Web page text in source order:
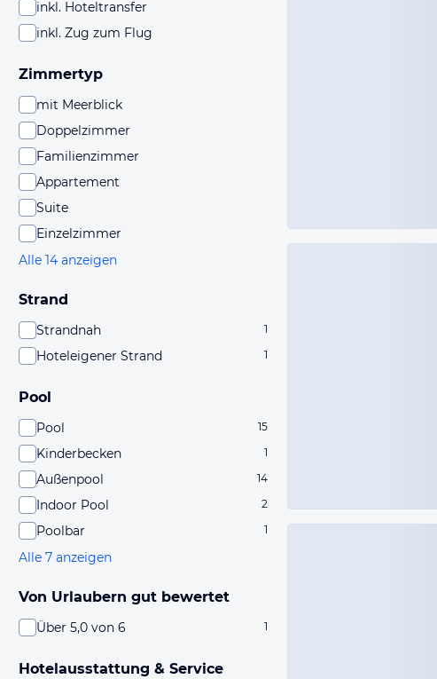
inkl. Hoteltransfer
inkl. Zug zum Flug
Zimmertyp
mit Meerblick
Doppelzimmer
Familienzimmer
Appartement
Suite
Einzelzimmer
Alle 14 anzeigen
Strand
Strandnah 1
Hoteleigener Strand 1
Pool
Pool 15
Kinderbecken 1
Außenpool 14
Indoor Pool 2
Poolbar 1
Alle 7 anzeigen
Von Urlaubern gut bewertet
Über 5,0 von 6 1
Hotelausstattung & Service